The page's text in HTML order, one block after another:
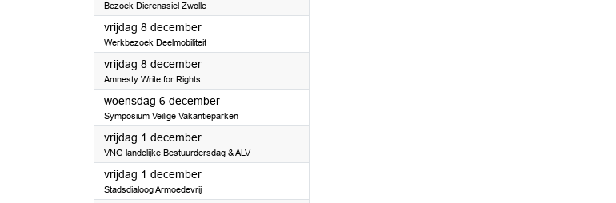
Bezoek Dierenasiel Zwolle
vrijdag 8 december2023
Werkbezoek Deelmobiliteit
vrijdag 8 december2023
Amnesty Write for Rights
woensdag 6 december2023
Symposium Veilige Vakantieparken
vrijdag 1 december2023
VNG landelijke Bestuurdersdag & ALV
vrijdag 1 december2023
Stadsdialoog Armoedevrij